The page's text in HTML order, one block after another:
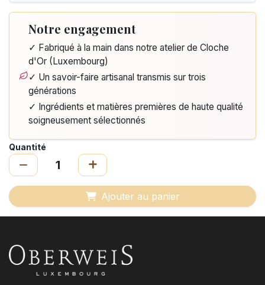
Notre engagement
✓ Fabriqué à la main dans notre atelier de Cloche
d'Or (Luxembourg)
✓ Un savoir-faire artisanal transmis sur trois
générations
✓ Ingrédients et matières premières de haute qualité
soigneusement sélectionnés
Quantité
Ajouter au panier